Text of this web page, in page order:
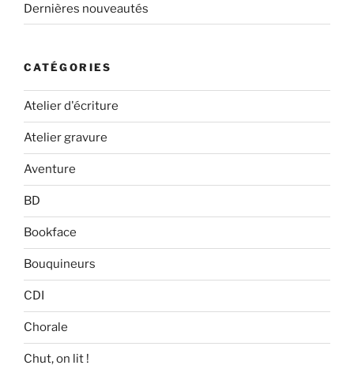
Dernières nouveautés
CATÉGORIES
Atelier d'écriture
Atelier gravure
Aventure
BD
Bookface
Bouquineurs
CDI
Chorale
Chut, on lit !